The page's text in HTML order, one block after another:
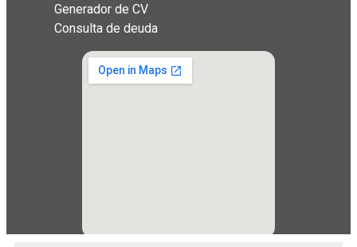
Generador de CV
Consulta de deuda